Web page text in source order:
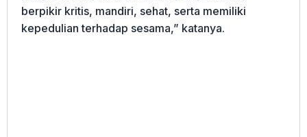
berpikir kritis, mandiri, sehat, serta memiliki
kepedulian terhadap sesama,” katanya.